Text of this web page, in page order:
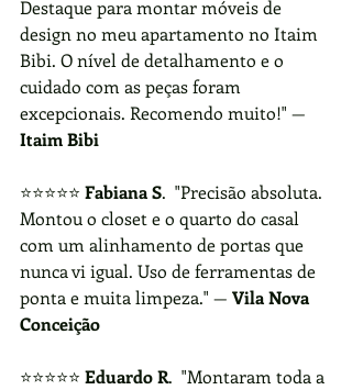
Destaque para montar móveis de
design no meu apartamento no Itaim
Bibi. O nível de detalhamento e o
cuidado com as peças foram
excepcionais. Recomendo muito!" —
Itaim Bibi
⭐⭐⭐⭐⭐ Fabiana S.  "Precisão absoluta.
Montou o closet e o quarto do casal
com um alinhamento de portas que
nunca vi igual. Uso de ferramentas de
ponta e muita limpeza." — Vila Nova
Conceição
⭐⭐⭐⭐⭐ Eduardo R.  "Montaram toda a